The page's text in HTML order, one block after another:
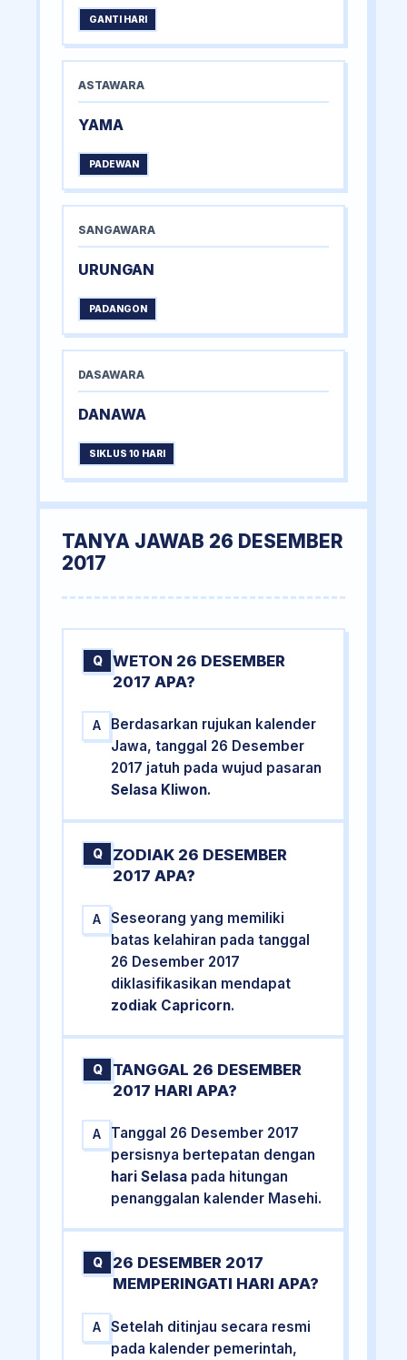
GANTI HARI
ASTAWARA
YAMA
PADEWAN
SANGAWARA
URUNGAN
PADANGON
DASAWARA
DANAWA
SIKLUS 10 HARI
TANYA JAWAB 26 DESEMBER
2017
Q
WETON 26 DESEMBER
2017 APA?
A
Berdasarkan rujukan kalender
Jawa, tanggal 26 Desember
2017 jatuh pada wujud pasaran
Selasa Kliwon.
Q
ZODIAK 26 DESEMBER
2017 APA?
A
Seseorang yang memiliki
batas kelahiran pada tanggal
26 Desember 2017
diklasifikasikan mendapat
zodiak Capricorn.
Q
TANGGAL 26 DESEMBER
2017 HARI APA?
A
Tanggal 26 Desember 2017
persisnya bertepatan dengan
hari Selasa pada hitungan
penanggalan kalender Masehi.
Q
26 DESEMBER 2017
MEMPERINGATI HARI APA?
A
Setelah ditinjau secara resmi
pada kalender pemerintah,